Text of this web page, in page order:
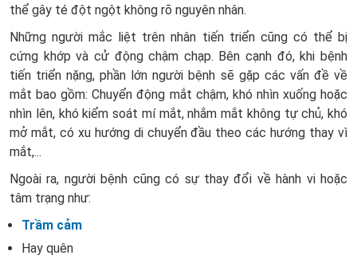
thể gây té đột ngột không rõ nguyên nhân.
Những người mắc liệt trên nhân tiến triển cũng có thể bị
cứng khớp và cử động chậm chạp. Bên cạnh đó, khi bệnh
tiến triển nặng, phần lớn người bệnh sẽ gặp các vấn đề về
mắt bao gồm: Chuyển động mắt chậm, khó nhìn xuống hoặc
nhìn lên, khó kiểm soát mí mắt, nhắm mắt không tự chủ, khó
mở mắt, có xu hướng di chuyển đầu theo các hướng thay vì
mắt,...
Ngoài ra, người bệnh cũng có sự thay đổi về hành vi hoặc
tâm trạng như:
Trầm cảm
Hay quên